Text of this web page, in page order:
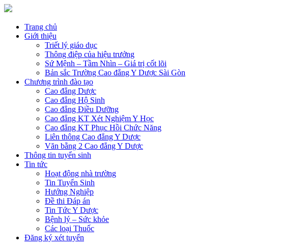
Trang chủ
Giới thiệu
Triết lý giáo dục
Thông điệp của hiệu trưởng
Sứ Mệnh – Tầm Nhìn – Giá trị cốt lõi
Bản sắc Trường Cao đẳng Y Dược Sài Gòn
Chương trình đào tạo
Cao đẳng Dược
Cao đẳng Hộ Sinh
Cao đẳng Điều Dưỡng
Cao đẳng KT Xét Nghiệm Y Học
Cao đẳng KT Phục Hồi Chức Năng
Liên thông Cao đẳng Y Dược
Văn bằng 2 Cao đẳng Y Dược
Thông tin tuyển sinh
Tin tức
Hoạt động nhà trường
Tin Tuyển Sinh
Hướng Nghiệp
Đề thi Đáp án
Tin Tức Y Dược
Bệnh lý – Sức khỏe
Các loại Thuốc
Đăng ký xét tuyển